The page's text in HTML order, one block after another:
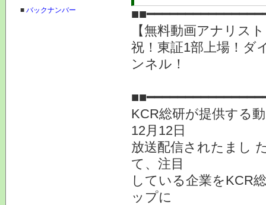
■ バックナンバー
【無料動画アナリス
祝！東証1部上場！ダ
ンネル！
KCR総研が提供する
12月12日
放送配信されたまし
て、注目
している企業をKCR
ップに